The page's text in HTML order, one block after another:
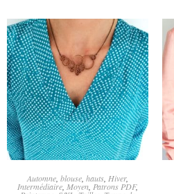
CHOIX DES OPTIONS
Automne blouse hauts Hiver,
Intermédiaire Moyen Patrons PDF,